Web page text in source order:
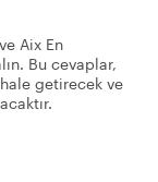
Aix En
Bu cevaplar,
getirecek ve